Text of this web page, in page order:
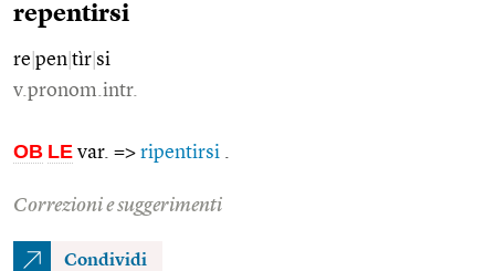
repentirsi
re pen tìr si
v.pronom.intr.
OB LE var. => ripentirsi
Correzioni e suggerimenti
Condividi